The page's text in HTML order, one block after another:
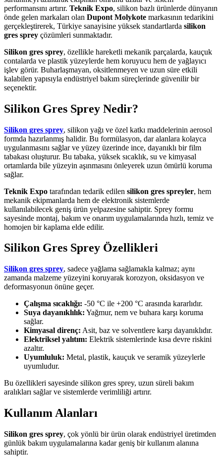
performansını artırır. Teknik Expo, silikon bazlı ürünlerde dünyanın
önde gelen markaları olan Dupont Molykote markasının tedarikini
gerçekleştirerek, Türkiye sanayisine yüksek standartlarda silikon
gres sprey çözümleri sunmaktadır.
Silikon gres sprey, özellikle hareketli mekanik parçalarda, kauçuk
contalarda ve plastik yüzeylerde hem koruyucu hem de yağlayıcı
işlev görür. Buharlaşmayan, oksitlenmeyen ve uzun süre etkili
kalabilen yapısıyla endüstriyel bakım süreçlerinde güvenilir bir
seçenektir.
Silikon Gres Sprey Nedir?
Silikon gres sprey, silikon yağı ve özel katkı maddelerinin aerosol
formda hazırlanmış halidir. Bu formülasyon, dar alanlara kolayca
uygulanmasını sağlar ve yüzey üzerinde ince, dayanıklı bir film
tabakası oluşturur. Bu tabaka, yüksek sıcaklık, su ve kimyasal
ortamlarda bile yüzeyin aşınmasını önleyerek uzun ömürlü koruma
sağlar.
Teknik Expo tarafından tedarik edilen silikon gres spreyler, hem
mekanik ekipmanlarda hem de elektronik sistemlerde
kullanılabilecek geniş ürün yelpazesine sahiptir. Sprey formu
sayesinde montaj, bakım ve onarım uygulamalarında hızlı, temiz ve
homojen bir kaplama elde edilir.
Silikon Gres Sprey Özellikleri
Silikon gres sprey, sadece yağlama sağlamakla kalmaz; aynı
zamanda malzeme yüzeyini koruyarak korozyon, oksidasyon ve
deformasyonun önüne geçer.
Çalışma sıcaklığı: -50 °C ile +200 °C arasında kararlıdır.
Suya dayanıklılık: Yağmur, nem ve buhara karşı koruma
sağlar.
Kimyasal direnç: Asit, baz ve solventlere karşı dayanıklıdır.
Elektriksel yalıtım: Elektrik sistemlerinde kısa devre riskini
azaltır.
Uyumluluk: Metal, plastik, kauçuk ve seramik yüzeylerle
uyumludur.
Bu özellikleri sayesinde silikon gres sprey, uzun süreli bakım
aralıkları sağlar ve sistemlerde verimliliği artırır.
Kullanım Alanları
Silikon gres sprey, çok yönlü bir ürün olarak endüstriyel üretimden
günlük bakım uygulamalarına kadar geniş bir kullanım alanına
sahiptir.